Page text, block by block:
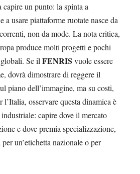
capire un punto: la spinta a
a usare piattaforme ruotate nasce da
non da mode. La nota critica,
produce molti progetti e pochi
Se il FENRIS vuole essere
dovrà dimostrare di reggere il
piano dell’immagine, ma su costi,
l’Italia, osservare questa dinamica è
capire dove il mercato
e dove premia specializzazione,
un’etichetta nazionale o per